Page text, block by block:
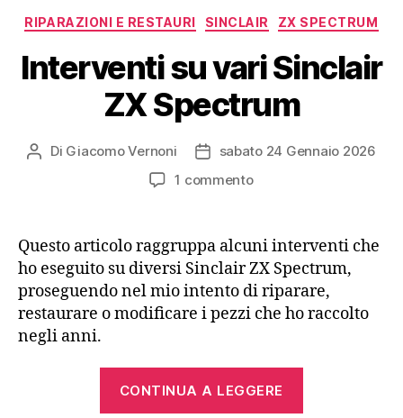
Categorie
RIPARAZIONI E RESTAURI SINCLAIR ZX SPECTRUM
Interventi su vari Sinclair
ZX Spectrum
Autore
Di Giacomo Vernoni
Datasabato 24 Gennaio 2026
1 commentosu
vari
ZX
Spectrum
Questo articolo raggruppa alcuni interventi che
ho eseguito su diversi Sinclair ZX Spectrum,
proseguendo nel mio intento di riparare,
restaurare o modificare i pezzi che ho raccolto
negli anni.
CONTINUA A LEGGERE